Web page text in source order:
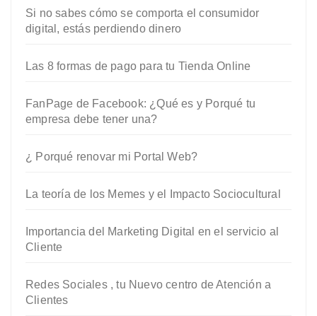
Si no sabes cómo se comporta el consumidor
digital, estás perdiendo dinero
Las 8 formas de pago para tu Tienda Online
FanPage de Facebook: ¿Qué es y Porqué tu
empresa debe tener una?
¿ Porqué renovar mi Portal Web?
La teoría de los Memes y el Impacto Sociocultural
Importancia del Marketing Digital en el servicio al
Cliente
Redes Sociales , tu Nuevo centro de Atención a
Clientes